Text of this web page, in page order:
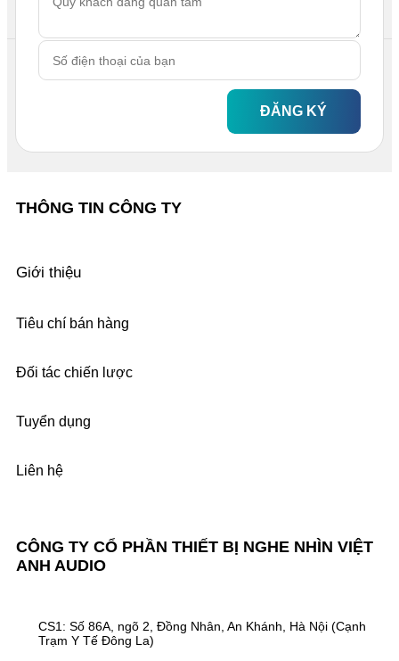
ĐĂNG KÝ
CÔNG TY CỔ PHẦN THIẾT BỊ NGHE NHÌN VIỆT
ANH AUDIO
CS1: Số 86A, ngõ 2, Đồng Nhân, An Khánh, Hà Nội (Cạnh
Trạm Y Tế Đông La)
THÔNG TIN CÔNG TY
Giới thiệu
Tiêu chí bán hàng
Đối tác chiến lược
Tuyển dụng
Liên hệ